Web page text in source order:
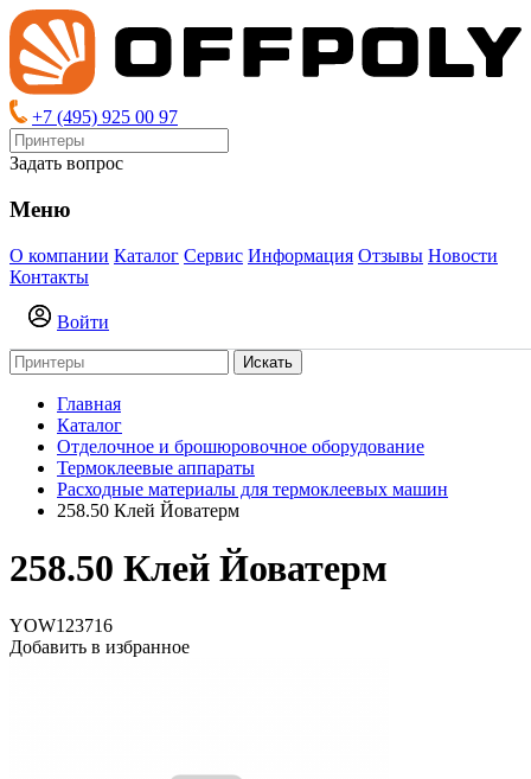
+7 (495) 925 00 97
Задать вопрос
Меню
О компании Каталог Сервис Информация Отзывы Новости
Контакты
Войти
Искать
Главная
Каталог
Отделочное и брошюровочное оборудование
Термоклеевые аппараты
Расходные материалы для термоклеевых машин
258.50 Клей Йоватерм
258.50 Клей Йоватерм
YOW123716
Добавить в избранное